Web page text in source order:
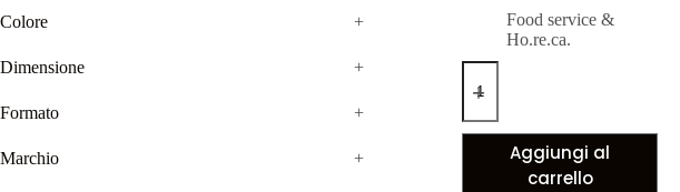
Food service &
Ho.re.ca.
Aggiungi al
carrello
Colore +
Dimensione +
Formato +
Marchio +